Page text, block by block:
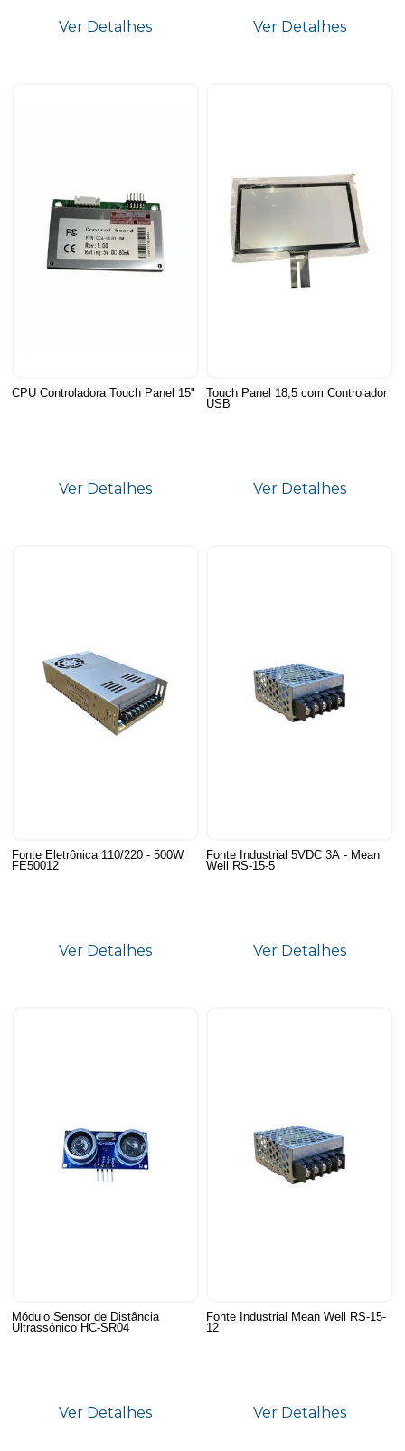
Ver Detalhes Ver Detalhes
CPU Controladora Touch Panel 15"
Ver Detalhes
Touch Panel 18,5 com Controlador
USB
Ver Detalhes
Fonte Eletrônica 110/220 - 500W
FE50012
Ver Detalhes
Fonte Industrial 5VDC 3A - Mean
Well RS-15-5
Ver Detalhes
Módulo Sensor de Distância
Ultrassônico HC-SR04
Ver Detalhes
Fonte Industrial Mean Well RS-15-
12
Ver Detalhes